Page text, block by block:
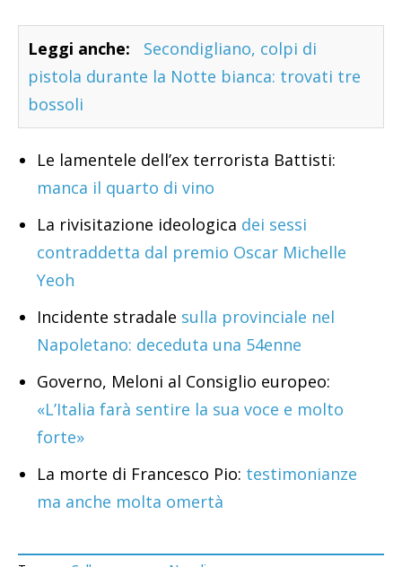
Leggi anche:
Secondigliano, colpi di
pistola durante la Notte bianca: trovati tre
bossoli
Le lamentele dell’ex terrorista Battisti:
manca il quarto di vino
La rivisitazione ideologica dei sessi
contraddetta dal premio Oscar Michelle
Yeoh
Incidente stradale sulla provinciale nel
Napoletano: deceduta una 54enne
Governo, Meloni al Consiglio europeo:
«L’Italia farà sentire la sua voce e molto
forte»
La morte di Francesco Pio: testimonianze
ma anche molta omertà